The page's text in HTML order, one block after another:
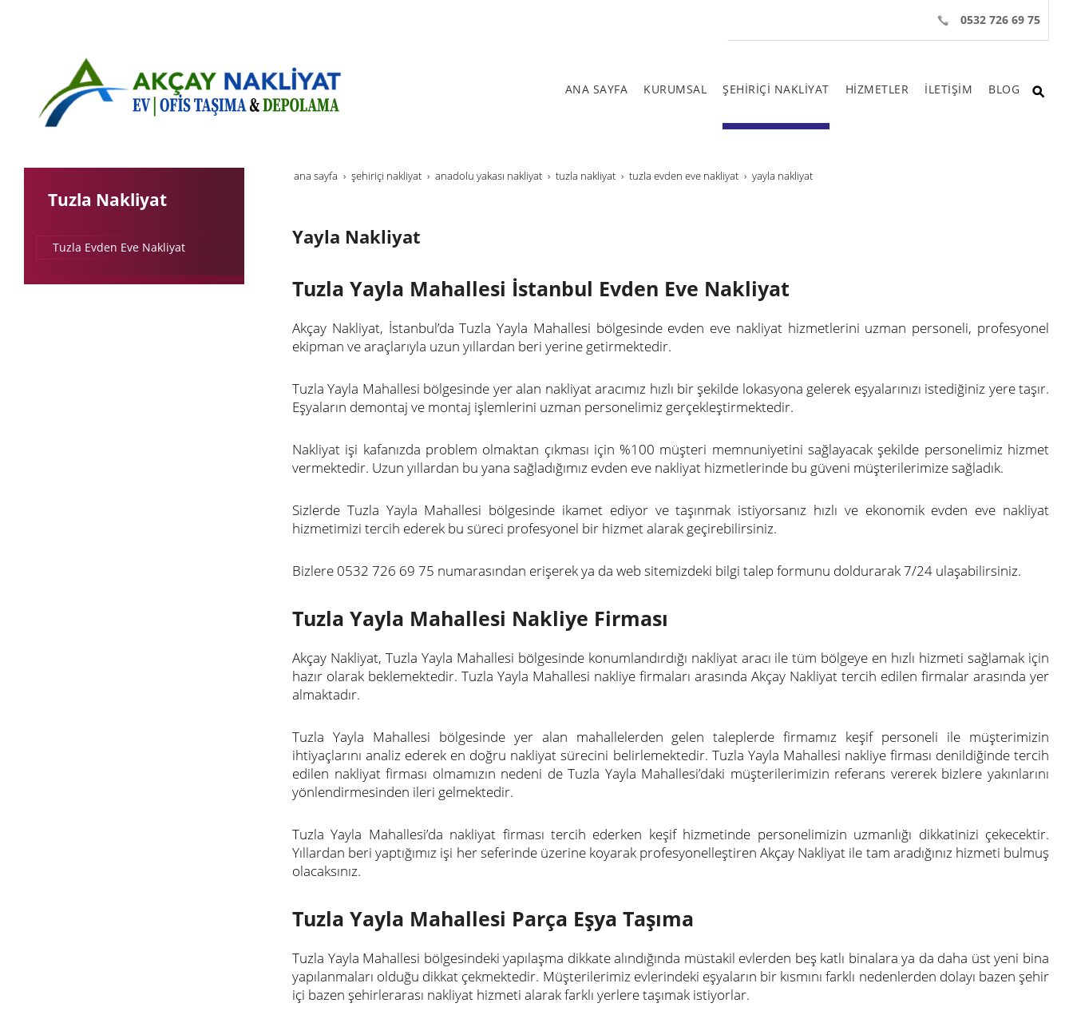
0532 726 69 75
ANA SAYFA KURUMSAL ŞEHİRİÇİ NAKLİYAT HİZMETLER İLETİŞİM BLOG
ana sayfa şehi̇ri̇çi̇ nakli̇yat anadolu yakası nakliyat tuzla nakliyat tuzla evden eve nakliyat yayla nakliyat
Yayla Nakliyat
Tuzla Yayla Mahallesi İstanbul Evden Eve Nakliyat
Akçay Nakliyat, İstanbul’da Tuzla Yayla Mahallesi bölgesinde evden eve nakliyat hizmetlerini uzman personeli, profesyonel
ekipman ve araçlarıyla uzun yıllardan beri yerine getirmektedir.
Tuzla Yayla Mahallesi bölgesinde yer alan nakliyat aracımız hızlı bir şekilde lokasyona gelerek eşyalarınızı istediğiniz yere taşır.
Eşyaların demontaj ve montaj işlemlerini uzman personelimiz gerçekleştirmektedir.
Nakliyat işi kafanızda problem olmaktan çıkması için %100 müşteri memnuniyetini sağlayacak şekilde personelimiz hizmet
vermektedir. Uzun yıllardan bu yana sağladığımız evden eve nakliyat hizmetlerinde bu güveni müşterilerimize sağladık.
Sizlerde Tuzla Yayla Mahallesi bölgesinde ikamet ediyor ve taşınmak istiyorsanız hızlı ve ekonomik evden eve nakliyat
hizmetimizi tercih ederek bu süreci profesyonel bir hizmet alarak geçirebilirsiniz.
Bizlere 0532 726 69 75 numarasından erişerek ya da web sitemizdeki bilgi talep formunu doldurarak 7/24 ulaşabilirsiniz.
Tuzla Yayla Mahallesi Nakliye Firması
Akçay Nakliyat, Tuzla Yayla Mahallesi bölgesinde konumlandırdığı nakliyat aracı ile tüm bölgeye en hızlı hizmeti sağlamak için
hazır olarak beklemektedir. Tuzla Yayla Mahallesi nakliye firmaları arasında Akçay Nakliyat tercih edilen firmalar arasında yer
almaktadır.
Tuzla Yayla Mahallesi bölgesinde yer alan mahallelerden gelen taleplerde firmamız keşif personeli ile müşterimizin
ihtiyaçlarını analiz ederek en doğru nakliyat sürecini belirlemektedir. Tuzla Yayla Mahallesi nakliye firması denildiğinde tercih
edilen nakliyat firması olmamızın nedeni de Tuzla Yayla Mahallesi’daki müşterilerimizin referans vererek bizlere yakınlarını
yönlendirmesinden ileri gelmektedir.
Tuzla Yayla Mahallesi’da nakliyat firması tercih ederken keşif hizmetinde personelimizin uzmanlığı dikkatinizi çekecektir.
Yıllardan beri yaptığımız işi her seferinde üzerine koyarak profesyonelleştiren Akçay Nakliyat ile tam aradığınız hizmeti bulmuş
olacaksınız.
Tuzla Yayla Mahallesi Parça Eşya Taşıma
Tuzla Yayla Mahallesi bölgesindeki yapılaşma dikkate alındığında müstakil evlerden beş katlı binalara ya da daha üst yeni bina
yapılanmaları olduğu dikkat çekmektedir. Müşterilerimiz evlerindeki eşyaların bir kısmını farklı nedenlerden dolayı bazen şehir
içi bazen şehirlerarası nakliyat hizmeti alarak farklı yerlere taşımak istiyorlar.
Tuzla Nakliyat
Tuzla Evden Eve Nakliyat